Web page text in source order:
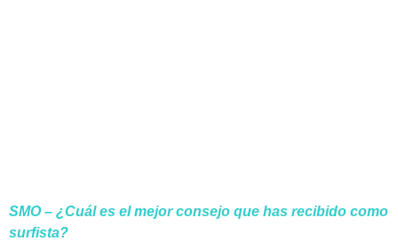
SMO – ¿Cuál es el mejor consejo que has recibido como
surfista?